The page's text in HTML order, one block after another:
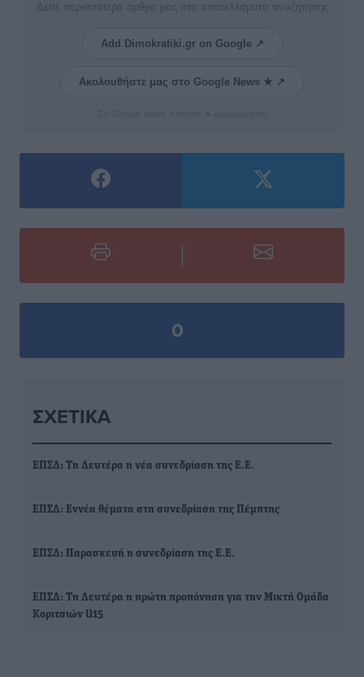
Δείτε περισσότερα άρθρα μας στα αποτελέσματα αναζήτησης
Add Dimokratiki.gr on Google ↗
Ακολουθήστε μας στο Google News ★ ↗
0
ΣΧΕΤΙΚΆ
ΕΠΣΔ: Τη Δευτέρα η νέα συνεδρίαση της Ε.Ε.
ΕΠΣΔ: Εννέα θέματα στη συνεδρίαση της Πέμπτης
ΕΠΣΔ: Παρασκευή η συνεδρίαση της Ε.Ε.
ΕΠΣΔ: Τη Δευτέρα η πρώτη προπόνηση για την Μικτή Ομάδα
Κοριτσιών U15